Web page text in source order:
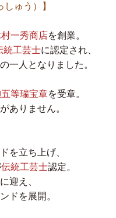
ゅう）】
一秀商店を創業。
統工芸士に認定され、
一人となりました。
等瑞宝章を受章。
ありません。
を立ち上げ、
伝統工芸士認定。
迎え、
ドを展開。